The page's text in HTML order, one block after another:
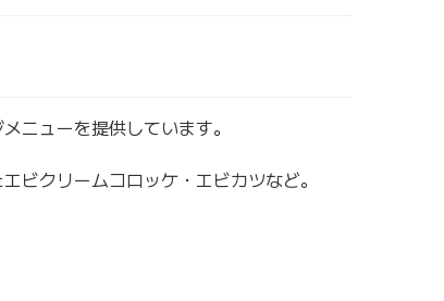
ニューを提供しています。
ビクリームコロッケ・エビカツなど。